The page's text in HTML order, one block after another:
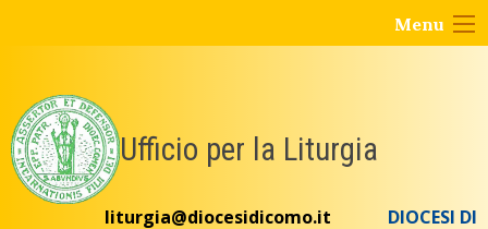
Menu
Ufficio per la Liturgia
liturgia@diocesidicomo.it
DIOCESI DI